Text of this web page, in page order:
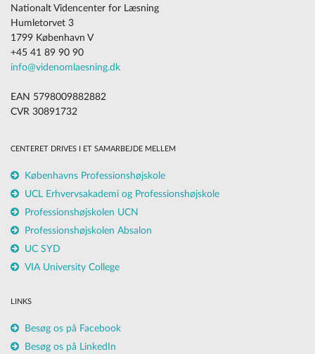
Nationalt Videncenter for Læsning
Humletorvet 3
1799 København V
+45 41 89 90 90
info@videnomlaesning.dk
EAN 5798009882882
CVR 30891732
CENTERET DRIVES I ET SAMARBEJDE MELLEM
Københavns Professionshøjskole
UCL Erhvervsakademi og Professionshøjskole
Professionshøjskolen UCN
Professionshøjskolen Absalon
UC SYD
VIA University College
LINKS
Besøg os på Facebook
Besøg os på LinkedIn